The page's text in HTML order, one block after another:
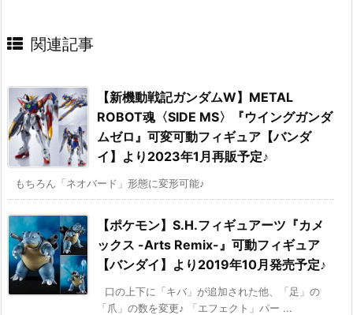
関連記事
【新機動戦記ガンダムW】METAL
ROBOT魂〈SIDE MS〉『ウイングガンダ
ムゼロ』可変可動フィギュア【バンダ
イ】より2023年1月再販予定♪
もちろん「ネオバード」形態に変形可能♪
【ポケモン】S.H.フィギュアーツ『カメ
ックス -Arts Remix-』可動フィギュア
【バンダイ】より2019年10月発売予定♪
口の上下に「キバ」が追加された他、「足」の
「爪」の数を変更♪ 「エフェクト」パー ...